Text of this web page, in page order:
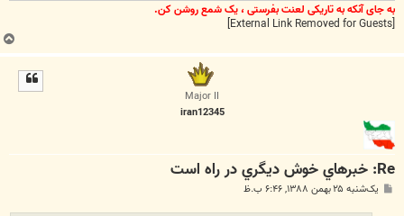
به جای آنکه به تاریکی لعنت بفرستی ، یک شمع روشن کن.
[External Link Removed for Guests]
Major II
iran12345
Re: خبرهاي خوش ديگري در راه است
یک‌شنبه ۲۵ بهمن ۱۳۸۸, ۶:۴۶ ب.ظ